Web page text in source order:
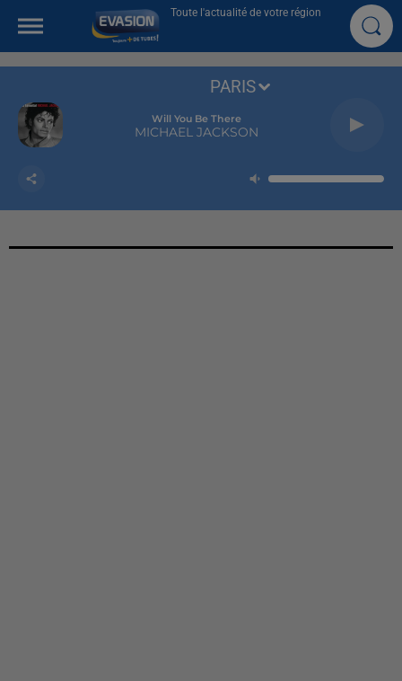
Toute l'actualité de votre région
Will You Be There
MICHAEL JACKSON
PARIS